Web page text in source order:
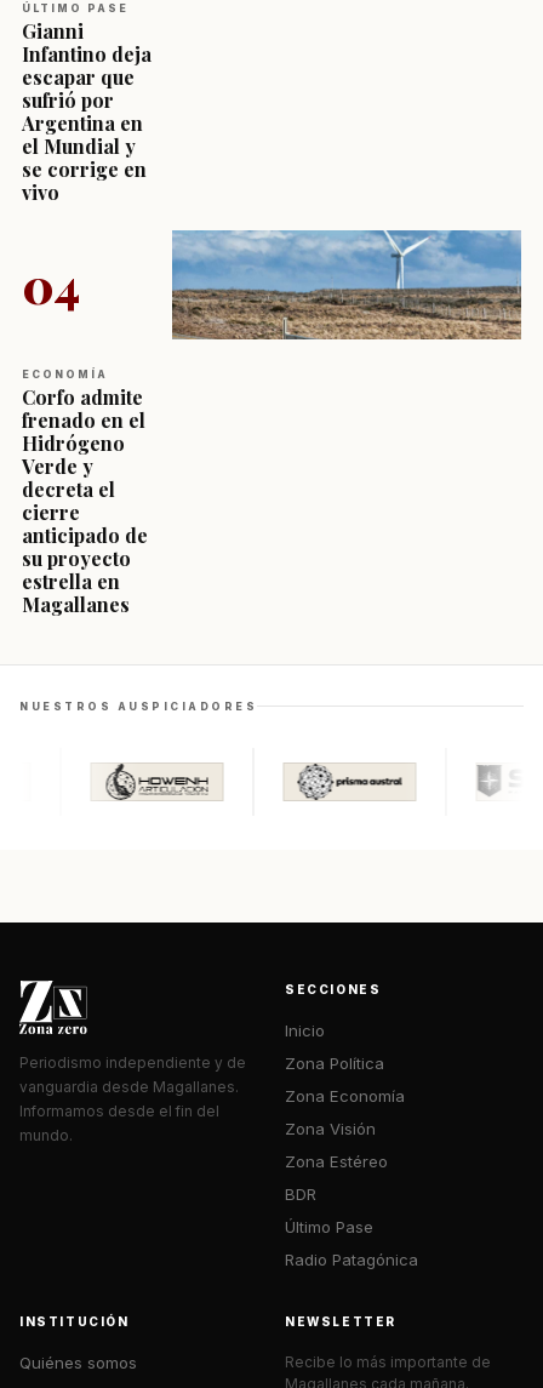
ÚLTIMO PASE
Gianni
Infantino deja
escapar que
sufrió por
Argentina en
el Mundial y
se corrige en
vivo
04
ECONOMÍA
Corfo admite
frenado en el
Hidrógeno
Verde y
decreta el
cierre
anticipado de
su proyecto
estrella en
Magallanes
NUESTROS AUSPICIADORES
Periodismo independiente y de
vanguardia desde Magallanes.
Informamos desde el fin del
mundo.
SECCIONES
Inicio
Zona Política
Zona Economía
Zona Visión
Zona Estéreo
BDR
Último Pase
Radio Patagónica
INSTITUCIÓN
Quiénes somos
NEWSLETTER
Recibe lo más importante de
Magallanes cada mañana.